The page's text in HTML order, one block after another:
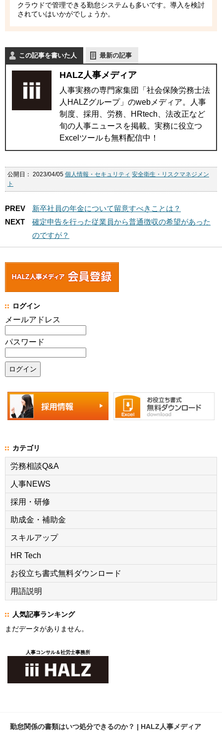
クラウドで管理できる勤怠システムも多いです。導入を検討
されていはいかがでしょうか。
この記事を書いた人 最新の記事
HALZ人事メディア
人事実務の専門家集団「社会保険労務士法
人HALZグループ」のwebメディア。人事
制度、採用、労務、HRtech、法改正など
旬の人事ニュースを掲載。実務に役立つ
Excelツールも無料配信中！
公開日： 2023/04/05 個人情報・セキュリティ 安全衛生・リスクマネジメン
ト
PREV
新卒社員の年金について留意すべきことは？
NEXT
確定申告を行った従業員から普通徴収の希望があった
のですが？
ログイン
メールアドレス
パスワード
カテゴリ
労務相談Q&A
人事NEWS
採用・研修
助成金・補助金
スキルアップ
HR Tech
お役立ち書式無料ダウンロード
用語説明
人気記事ランキング
まだデータがありません。
人事コンサル＆社労士事務所
勤怠関係の書類はいつ処分できるのか？ | HALZ人事メディア